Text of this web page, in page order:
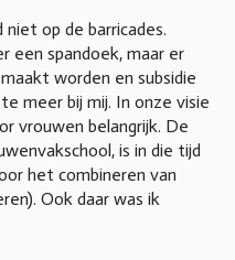
op de barricades.
een spandoek, maar er
worden en subsidie
meer bij mij. In onze visie
vrouwen belangrijk. De
is in die tijd
het combineren van
Ook daar was ik